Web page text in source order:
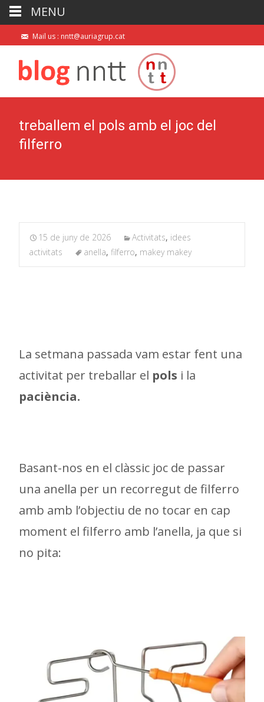
Mail us : nntt@auriagrup.cat
treballem el pols amb el joc del
filferro
15 de juny de 2026 Activitats, idees
activitats
anella, filferro, makey makey
La setmana passada vam estar fent una
activitat per treballar el pols i la
paciència.
Basant-nos en el clàssic joc de passar
una anella per un recorregut de filferro
amb amb l’objectiu de no tocar en cap
moment el filferro amb l’anella, ja que si
no pita:
MENU